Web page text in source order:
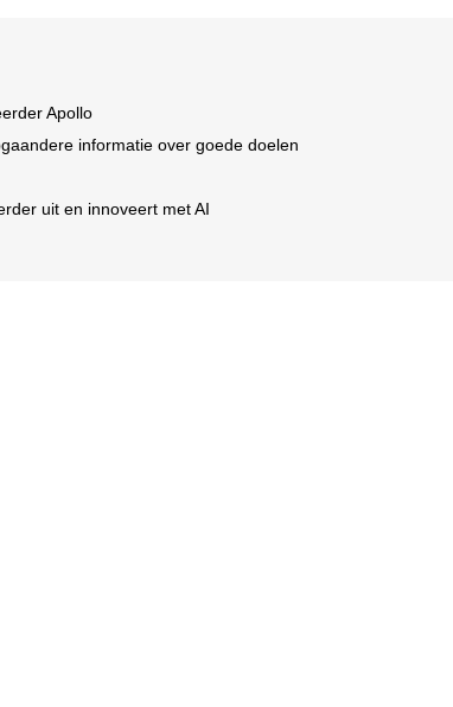
Apollo
informatie over goede doelen
uit en innoveert met AI